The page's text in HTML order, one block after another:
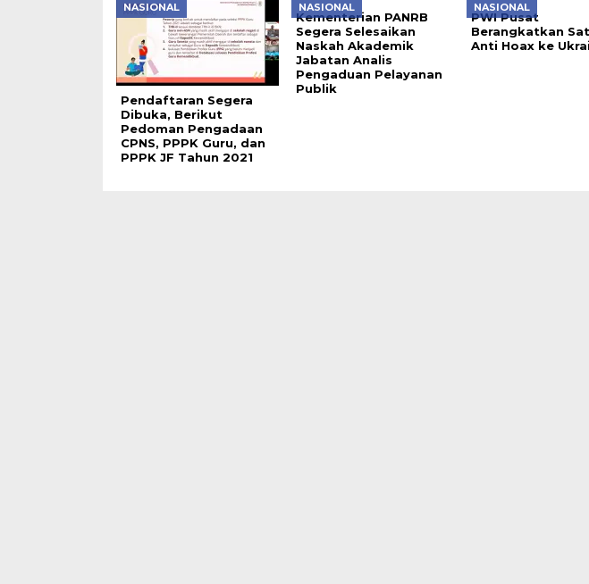
NASIONAL
Pendaftaran Segera
Dibuka, Berikut
Pedoman Pengadaan
CPNS, PPPK Guru, dan
PPPK JF Tahun 2021
NASIONAL
Kementerian PANRB
Segera Selesaikan
Naskah Akademik
Jabatan Analis
Pengaduan Pelayanan
Publik
NASIONAL
PWI Pusat
Berangkatkan
Anti Hoax ke